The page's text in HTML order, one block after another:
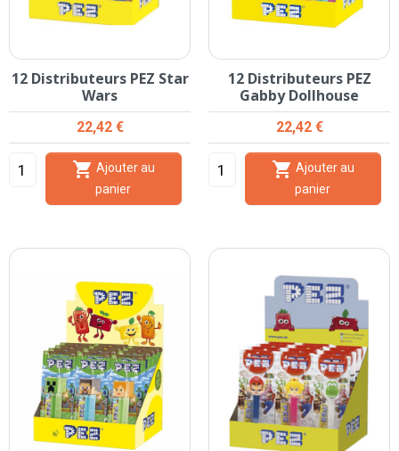
12 Distributeurs PEZ Star
Wars
Prix
22,42 €

panier
12 Distributeurs PEZ
Gabby Dollhouse
Prix
22,42 €

panier